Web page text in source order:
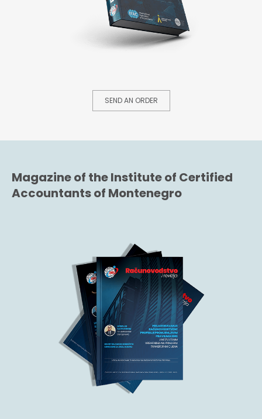
SEND AN ORDER
Magazine of the Institute of Certified
Accountants of Montenegro